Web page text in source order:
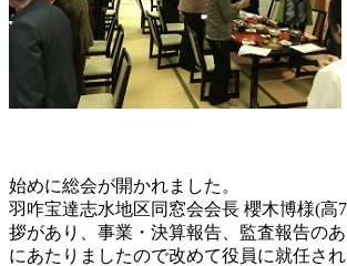
始めに総会が開かれました。
羽咋宝達志水地区同窓会会長 櫻木博様(高
拶があり、事業・決算報告、監査報告の
にあたりましたので改めて役員に就任さ